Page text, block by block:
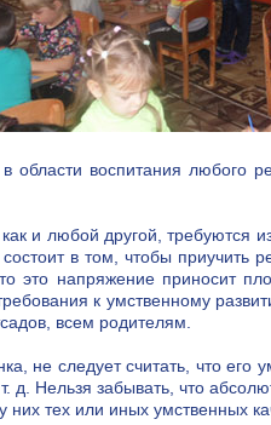
воспитания любого
и любой другой, требуются
в том, чтобы приучить
это напряжение приносит
к умственному
всем родителям.
не следует считать, что
д. Нельзя забывать, что
тех или иных умственных